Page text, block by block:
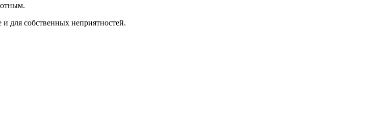
для собственных неприятностей.